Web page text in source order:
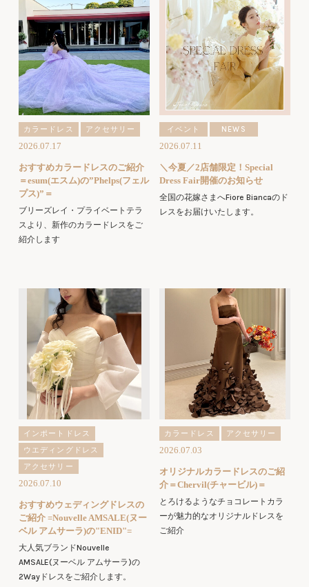
カラードレス アクセサリー
2026.07.17
おすすめカラードレスのご紹介
＝esum(エスム)の”Phelps(フェル
プス)”＝
ブリーズレイ・プライベートテラ
スより、新作のカラードレスをご
紹介します
イベント NEWS
2026.07.11
＼今夏／2店舗限定！Special
Dress Fair開催のお知らせ
全国の花嫁さまへFiore Biancaのド
レスをお届けいたします。
インポートドレス
ウエディングドレス
アクセサリー
2026.07.10
おすすめウェディングドレスの
ご紹介 =Nouvelle AMSALE(ヌー
ベル アムサーラ)の"ENID"=
大人気ブランドNouvelle
AMSALE(ヌーベル アムサーラ)の
2Wayドレスをご紹介します。
カラードレス アクセサリー
2026.07.03
オリジナルカラードレスのご紹
介＝Chervil(チャービル)＝
とろけるようなチョコレートカラ
ーが魅力的なオリジナルドレスを
ご紹介